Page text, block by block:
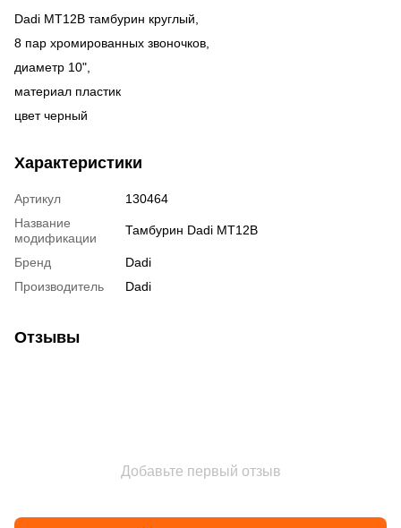
Dadi MT12B тамбурин круглый,
8 пар хромированных звоночков,
диаметр 10",
материал пластик
цвет черный
Характеристики
Артикул
130464
Название
модификации
Тамбурин Dadi MT12B
Бренд
Dadi
Производитель
Dadi
Отзывы
Добавьте первый отзыв